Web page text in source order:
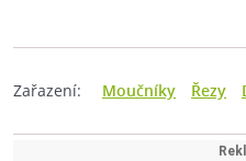
Zařazení: Moučníky Řezy